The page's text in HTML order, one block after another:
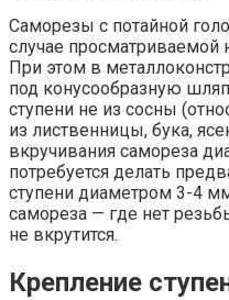
Саморезы с потайной
случае просматриваемой
При этом в
под конусообразную
ступени не из сосны
из лиственницы, бука,
вкручивания самореза
потребуется делать
ступени диаметром 3-4
самореза — где нет
не вкрутится.
Крепление